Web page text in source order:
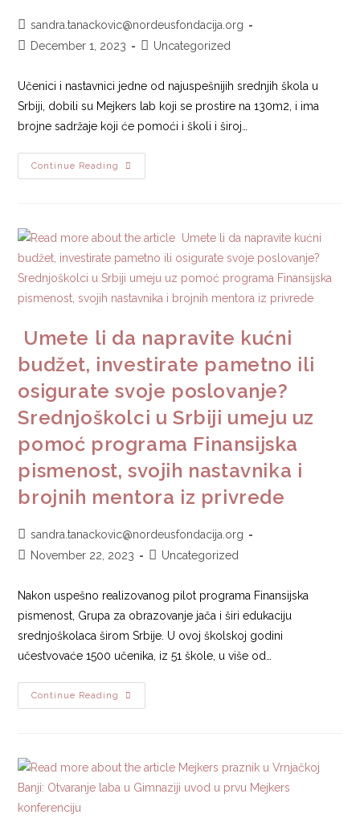
sandra.tanackovic@nordeusfondacija.org
December 1, 2023
Uncategorized
Učenici i nastavnici jedne od najuspešnijih srednjih škola u
Srbiji, dobili su Mejkers lab koji se prostire na 130m2, i ima
brojne sadržaje koji će pomoći i školi i široj…
Continue Reading
Umete li da napravite kućni
budžet, investirate pametno ili
osigurate svoje poslovanje?
Srednjoškolci u Srbiji umeju uz
pomoć programa Finansijska
pismenost, svojih nastavnika i
brojnih mentora iz privrede
sandra.tanackovic@nordeusfondacija.org
November 22, 2023
Uncategorized
Nakon uspešno realizovanog pilot programa Finansijska
pismenost, Grupa za obrazovanje jača i širi edukaciju
srednjoškolaca širom Srbije. U ovoj školskoj godini
učestvovaće 1500 učenika, iz 51 škole, u više od…
Continue Reading